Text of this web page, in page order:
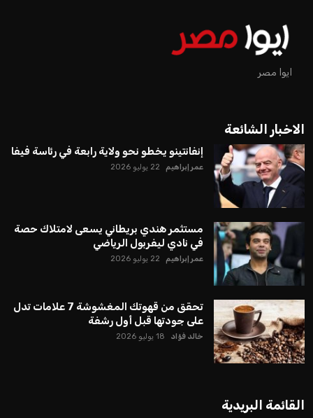
ايوا مصر
الاخبار الشائعة
إنفانتينو يخطو نحو ولاية رابعة في رئاسة فيفا
عمر إبراهيم 22 يوليو 2026
مستثمر هندي بريطاني يسعى لامتلاك حصة
في نادي ليفربول الرياضي
عمر إبراهيم 22 يوليو 2026
تحقق من قهوتك المغشوشة 7 علامات تدل
على جودتها قبل أول رشفة
خالد فؤاد 18 يوليو 2026
القائمة البريدية